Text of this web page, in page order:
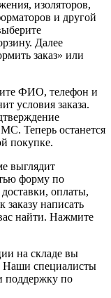
изоляторов,
и другой
Далее
заказ» или
ФИО, телефон и
условия заказа.
Теперь останется
покупке.
выглядит
форму по
оплаты,
написать
найти. Нажмите
на складе вы
Наши специалисты
поддержку по